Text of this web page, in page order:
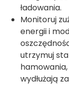
ładowania.
Monitoruj
energii i
utrzymuj
wydłużają